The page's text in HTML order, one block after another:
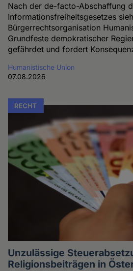
Nach der de-facto-Abschaffung
Informationsfreiheitsgesetzes
Bürgerrechtsorganisation
Grundfeste demokratischer
gefährdet und fordert
Humanistische Union
07.08.2026
RECHT
Unzulässige
Religionsbeiträgen in